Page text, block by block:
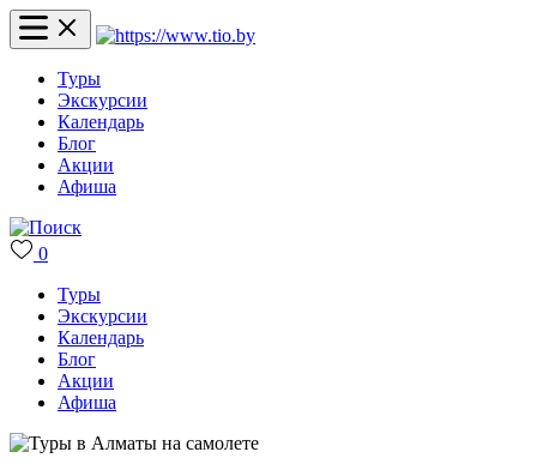
Туры
Экскурсии
Календарь
Блог
Акции
Афиша
0
Туры
Экскурсии
Календарь
Блог
Акции
Афиша